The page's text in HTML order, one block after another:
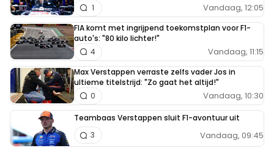
Vandaag, 12:05
1
FIA komt met ingrijpend toekomstplan voor F1-
auto's: "80 kilo lichter!"
Vandaag, 11:15
4
Max Verstappen verraste zelfs vader Jos in
ultieme titelstrijd: "Zo gaat het altijd!"
Vandaag, 10:30
0
Teambaas Verstappen sluit F1-avontuur uit
Vandaag, 09:45
3